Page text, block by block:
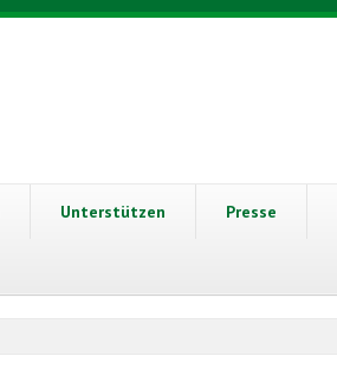
Unterstützen Presse